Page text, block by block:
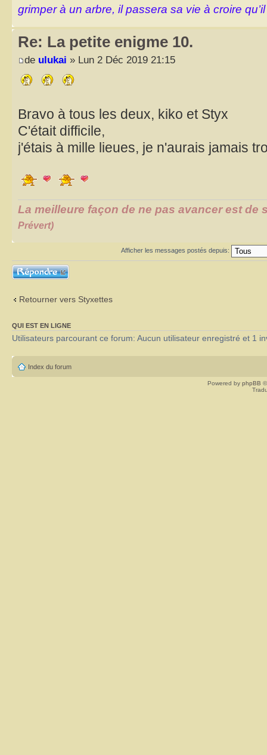
grimper à un arbre, il passera sa vie à croire
Re: La petite enigme 10.
de ulukai » Lun 2 Déc 2019 21:15
Bravo à tous les deux, kiko et Styx
C'était difficile,
j'étais à mille lieues, je n'aurais jamais
La meilleure façon de ne pas avancer est de
Prévert)
Afficher les messages postés depuis:
Répondre
Retourner vers Styxettes
QUI EST EN LIGNE
Utilisateurs parcourant ce forum: Aucun utilisateur enregistré et 1
Index du forum
Powered by phpBB